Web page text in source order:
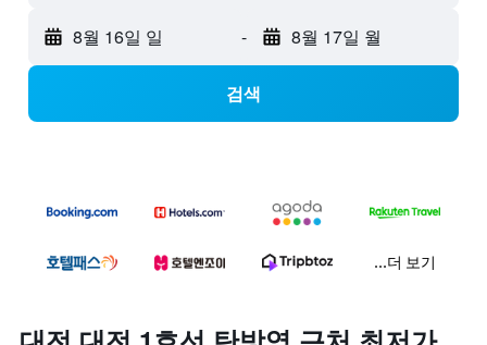
8월 16일 일 - 8월 17일 월
검색
...더 보기